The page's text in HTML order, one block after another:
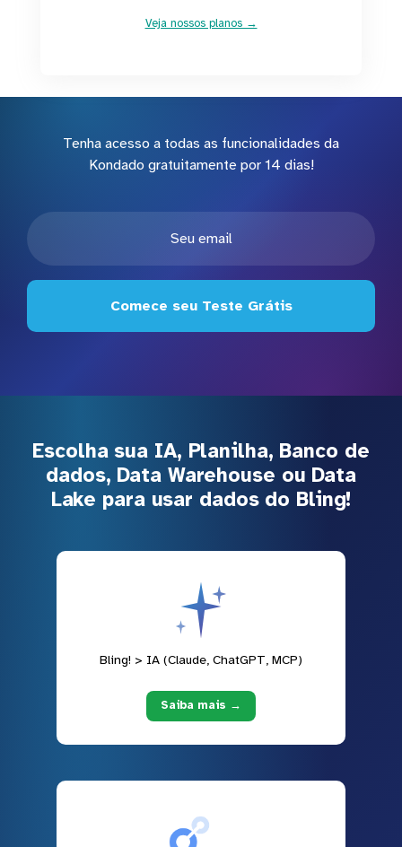
Veja nossos planos →
Tenha acesso a todas as funcionalidades da
Kondado gratuitamente por 14 dias!
Comece seu Teste Grátis
Escolha sua IA, Planilha, Banco de
dados, Data Warehouse ou Data
Lake para usar dados do Bling!
Bling! > IA (Claude, ChatGPT, MCP)
Saiba mais →